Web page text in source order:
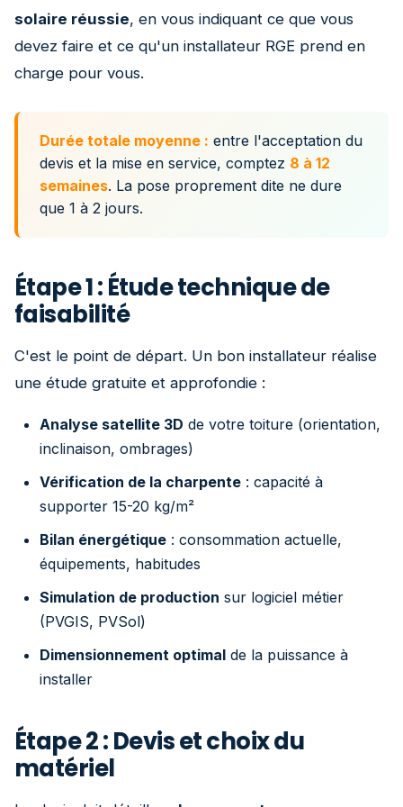
solaire réussie, en vous indiquant ce que vous
devez faire et ce qu'un installateur RGE prend en
charge pour vous.
Durée totale moyenne : entre l'acceptation du
devis et la mise en service, comptez 8 à 12
semaines. La pose proprement dite ne dure
que 1 à 2 jours.
Étape 1 : Étude technique de
faisabilité
C'est le point de départ. Un bon installateur réalise
une étude gratuite et approfondie :
Analyse satellite 3D de votre toiture (orientation,
inclinaison, ombrages)
Vérification de la charpente : capacité à
supporter 15-20 kg/m²
Bilan énergétique : consommation actuelle,
équipements, habitudes
Simulation de production sur logiciel métier
(PVGIS, PVSol)
Dimensionnement optimal de la puissance à
installer
Étape 2 : Devis et choix du
matériel